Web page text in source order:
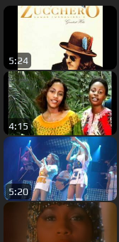
5:24
4:15
5:20